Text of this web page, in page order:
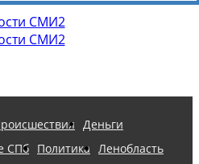
СМИ2
СМИ2
Деньги
СПб Политика Ленобласть